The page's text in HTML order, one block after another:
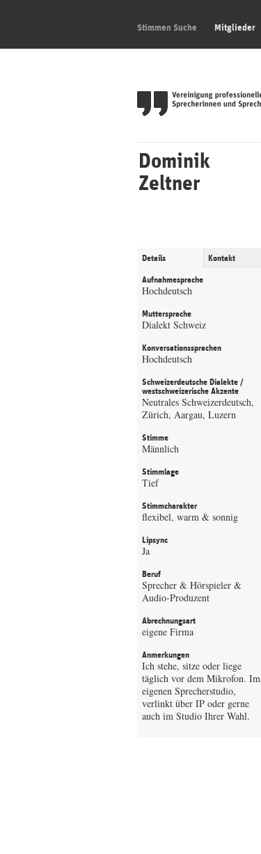
Stimmen Suche Mitglieder
Dominik
Zeltner
Details Kontakt
Aufnahmesprache
Hochdeutsch
Muttersprache
Dialekt Schweiz
Konversationssprachen
Hochdeutsch
Schweizerdeutsche Dialekte /
westschweizerische Akzente
Neutrales Schweizerdeutsch,
Zürich, Aargau, Luzern
Stimme
Männlich
Stimmlage
Tief
Stimmcharakter
flexibel, warm & sonnig
Lipsync
Ja
Beruf
Sprecher & Hörspieler &
Audio-Produzent
Abrechnungsart
eigene Firma
Anmerkungen
Ich stehe, sitze oder liege
täglich vor dem Mikrofon. Im
eigenen Sprecherstudio,
verlinkt über IP oder gerne
auch im Studio Ihrer Wahl.